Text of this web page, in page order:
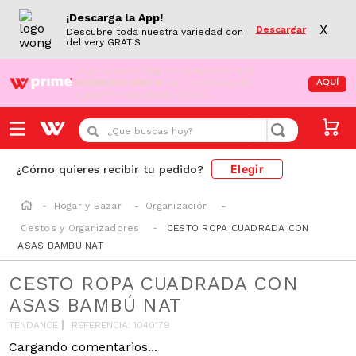
¡Descarga la App!
Descubre toda nuestra variedad con
delivery GRATIS
Descargar X
¡Aún no eres Wong Prime! Aprovecha el
DESPACHO GRATIS en tus compras de
supermercado desde S/79.90
AQUÍ
¿Que buscas hoy?
¿Cómo quieres recibir tu pedido? Elegir
Hogar y Bazar
Organización
Cestos y Organizadores
CESTO ROPA CUADRADA CON
ASAS BAMBÚ NAT
CESTO ROPA CUADRADA CON
ASAS BAMBÚ NAT
TENDANCE REFERENCIA:1040179
Cargando comentarios...